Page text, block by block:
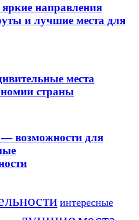
направления
и лучшие места для
места
страны
возможности для
интересные